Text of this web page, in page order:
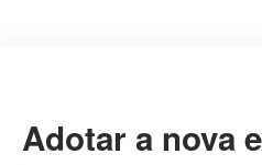
Adotar a nova